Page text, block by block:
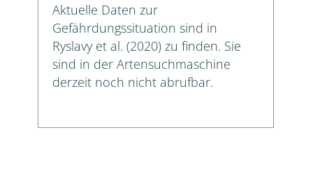
Aktuelle Daten zur
Gefährdungssituation sind in
Ryslavy et al. (2020) zu finden. Sie
sind in der Artensuchmaschine
derzeit noch nicht abrufbar.